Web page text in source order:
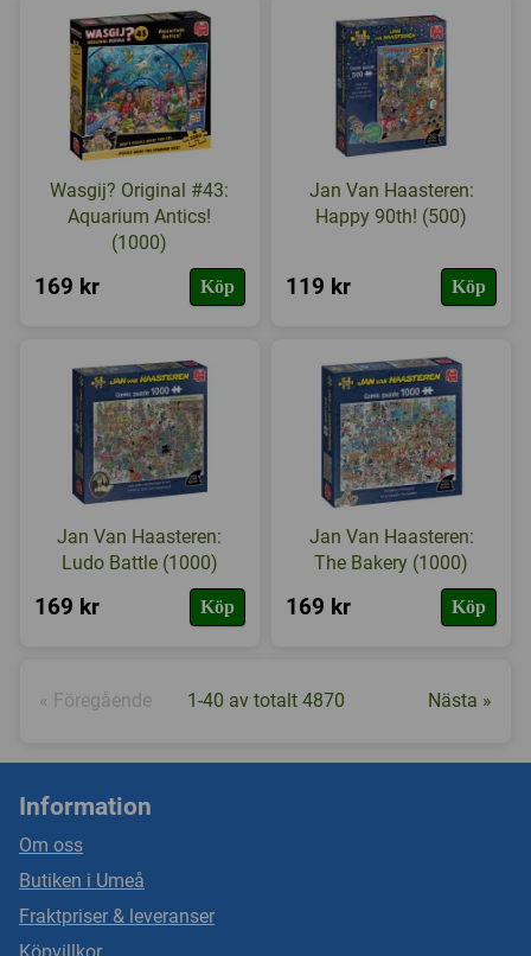
Wasgij? Original #43:
Aquarium Antics!
(1000)
169 kr Köp
Jan Van Haasteren:
Happy 90th! (500)
119 kr Köp
Jan Van Haasteren:
Ludo Battle (1000)
169 kr Köp
Jan Van Haasteren:
The Bakery (1000)
169 kr Köp
« Föregående 1-40 av totalt 4870 Nästa »
Information
Om oss
Butiken i Umeå
Fraktpriser & leveranser